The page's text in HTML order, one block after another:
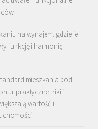
na wynajem: gdzie je
funkcję i harmonię
mieszkania pod
praktyczne triki i
wartość i